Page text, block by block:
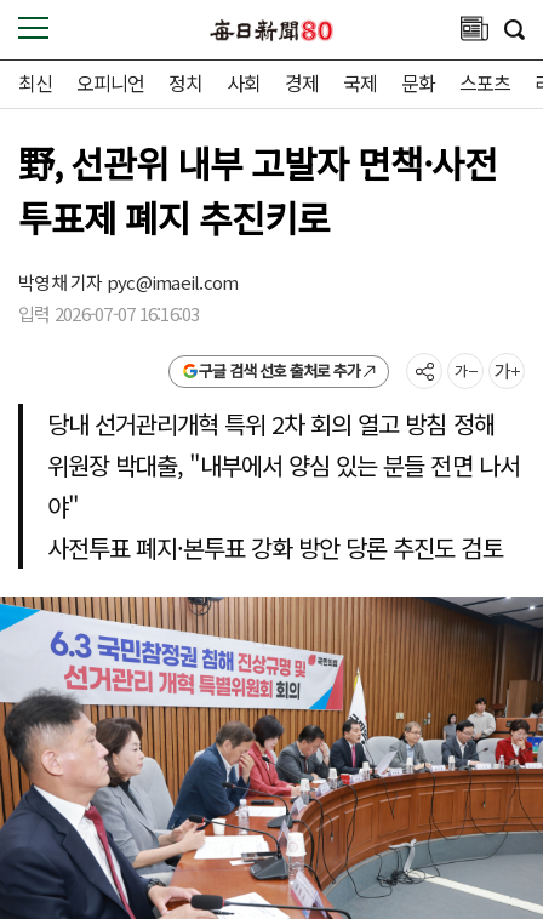
최신 오피니언 정치 사회 경제 국제 문화 스포츠
野, 선관위 내부 고발자 면책·사전
투표제 폐지 추진키로
박영채 기자pyc@imaeil.com
입력 2026-07-07 16:16:03
구글 검색 선호 출처로 추가
당내 선거관리개혁 특위 2차 회의 열고 방침 정해
위원장 박대출, "내부에서 양심 있는 분들 전면 나서
야"
사전투표 폐지·본투표 강화 방안 당론 추진도 검토